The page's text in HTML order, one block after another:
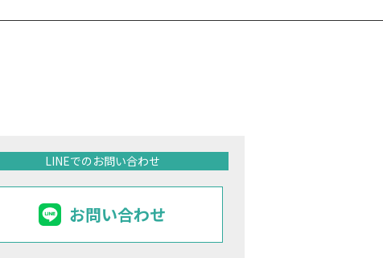
LINEでのお問い合わせ
お問い合わせ